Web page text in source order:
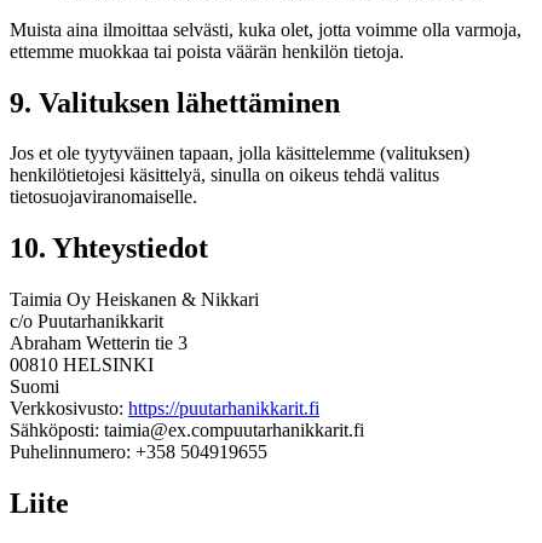
Muista aina ilmoittaa selvästi, kuka olet, jotta voimme olla varmoja,
ettemme muokkaa tai poista väärän henkilön tietoja.
9. Valituksen lähettäminen
Jos et ole tyytyväinen tapaan, jolla käsittelemme (valituksen)
henkilötietojesi käsittelyä, sinulla on oikeus tehdä valitus
tietosuojaviranomaiselle.
10. Yhteystiedot
Taimia Oy Heiskanen & Nikkari
c/o Puutarhanikkarit
Abraham Wetterin tie 3
00810 HELSINKI
Suomi
Verkkosivusto: https://puutarhanikkarit.fi
Sähköposti: taimia@ex.compuutarhanikkarit.fi
Puhelinnumero: +358 504919655
Liite